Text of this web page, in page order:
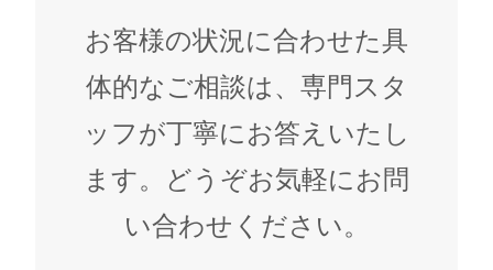
お客様の状況に合わせた具
体的なご相談は、専門スタ
ッフが丁寧にお答えいたし
ます。どうぞお気軽にお問
い合わせください。